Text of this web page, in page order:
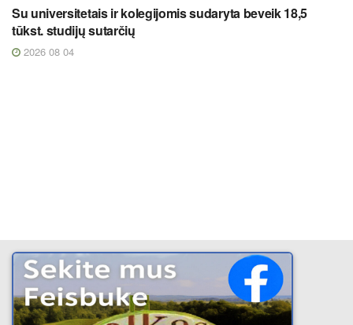
Su universitetais ir kolegijomis sudaryta beveik 18,5
tūkst. studijų sutarčių
2026 08 04